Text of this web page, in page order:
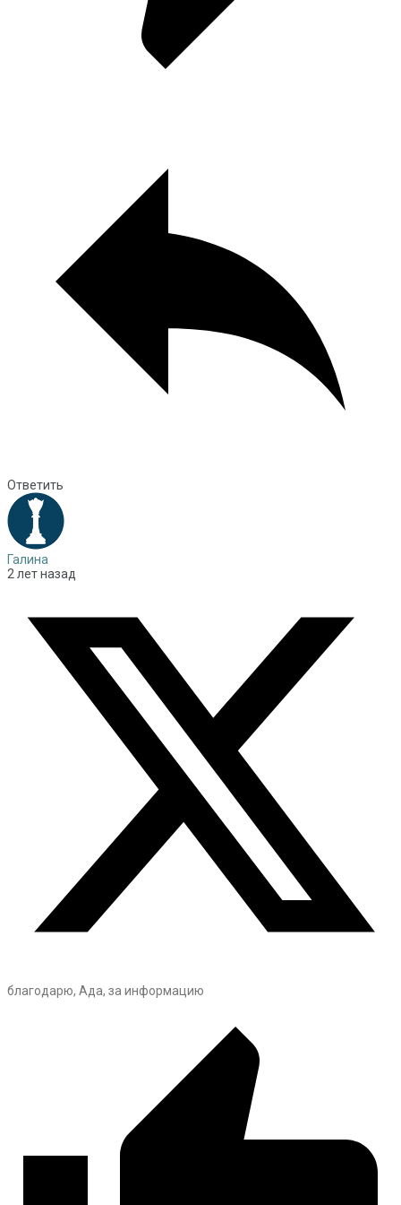
Ответить
Галина
2 лет назад
благодарю, Ада, за информацию